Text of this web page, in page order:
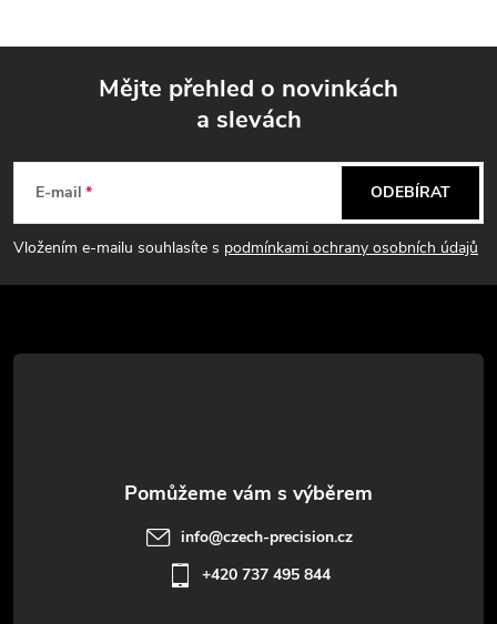
p
a
t
Mějte přehled o novinkách
a slevách
E-mail
Vložením e-mailu souhlasíte s podmínkami ochrany osobních údajů
ODEBÍRAT
info@czech-precision.cz
+420 737 495 844